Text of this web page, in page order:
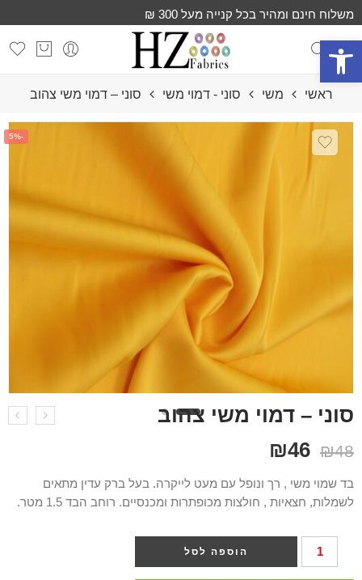
פתח סרגל נגישות
משלוח חינם ומהיר בכל קנייה מעל 300 ₪
ראשי משי סוני - דמוי משי סוני – דמוי משי צהוב
-5%
סוני – דמוי משי צהוב
₪48
₪46
בד שמוי משי , רך ונופל עם מעט לייקרה. בעל ברק עדין מתאים
לשמלות, חצאיות , חולצות מכופתרות ומכנסיים. רוחב הבד 1.5 מטר.
הוספה לסל